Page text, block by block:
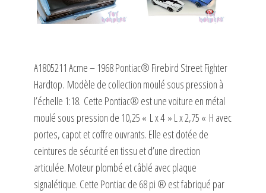
A1805211 Acme – 1968 Pontiac® Firebird Street Fighter
Hardtop. Modèle de collection moulé sous pression à
l’échelle 1:18. Cette Pontiac® est une voiture en métal
moulé sous pression de 10,25 « L x 4 » L x 2,75 « H avec
portes, capot et coffre ouvrants. Elle est dotée de
ceintures de sécurité en tissu et d’une direction
articulée. Moteur plombé et câblé avec plaque
signalétique. Cette Pontiac de 68 pi ® est fabriqué par